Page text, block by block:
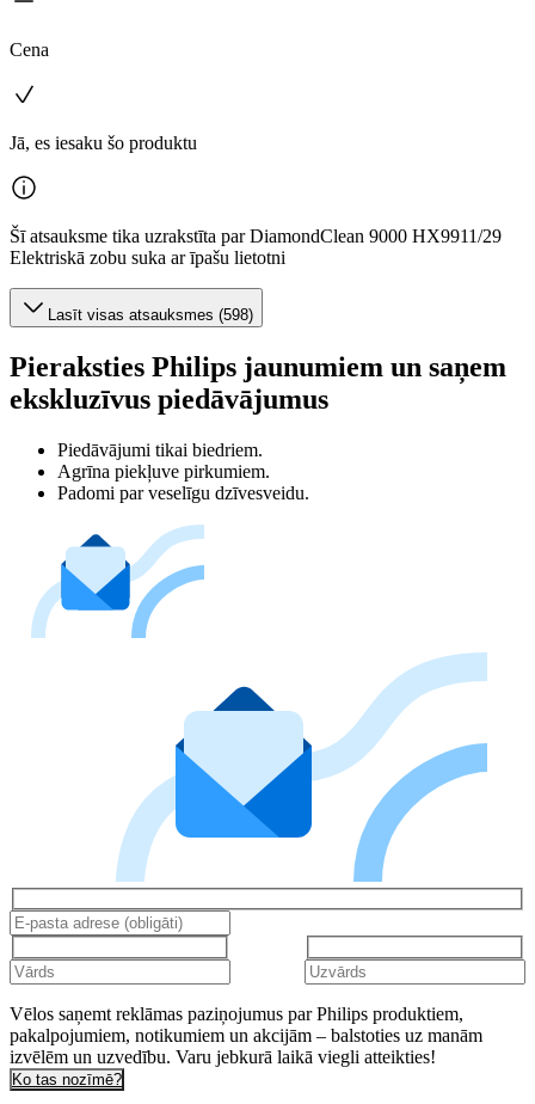
Cena
Jā, es iesaku šo produktu
Šī atsauksme tika uzrakstīta par DiamondClean 9000 HX9911/29
Elektriskā zobu suka ar īpašu lietotni
Lasīt visas atsauksmes (598)
Pieraksties Philips jaunumiem un saņem
ekskluzīvus piedāvājumus
Piedāvājumi tikai biedriem.
Agrīna piekļuve pirkumiem.
Padomi par veselīgu dzīvesveidu.
Vēlos saņemt reklāmas paziņojumus par Philips produktiem,
pakalpojumiem, notikumiem un akcijām – balstoties uz manām
izvēlēm un uzvedību. Varu jebkurā laikā viegli atteikties!
Ko tas nozīmē?